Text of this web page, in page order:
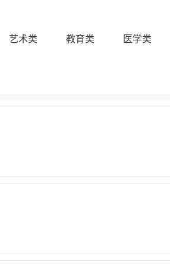
艺术类 教育类 医学类